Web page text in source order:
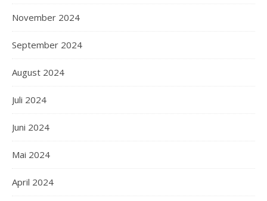
November 2024
September 2024
August 2024
Juli 2024
Juni 2024
Mai 2024
April 2024